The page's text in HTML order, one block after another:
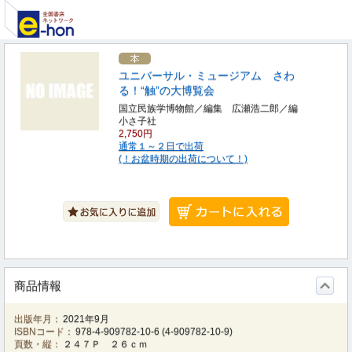
ユニバーサル・ミュージアム さわ
る！“触”の大博覧会
国立民族学博物館／編集 広瀬浩二郎／編
小さ子社
2,750円
通常１～２日で出荷
(！お盆時期の出荷について！)
商品情報
出版年月： 2021年9月
ISBNコード： 978-4-909782-10-6 (4-909782-10-9)
頁数・縦：
２４７Ｐ ２６ｃｍ